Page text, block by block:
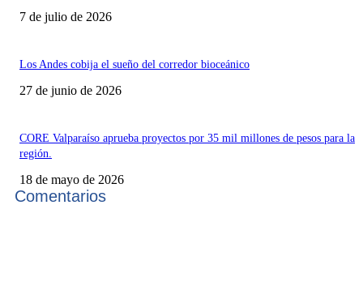
7 de julio de 2026
Los Andes cobija el sueño del corredor bioceánico
27 de junio de 2026
CORE Valparaíso aprueba proyectos por 35 mil millones de pesos para la
región.
18 de mayo de 2026
Comentarios